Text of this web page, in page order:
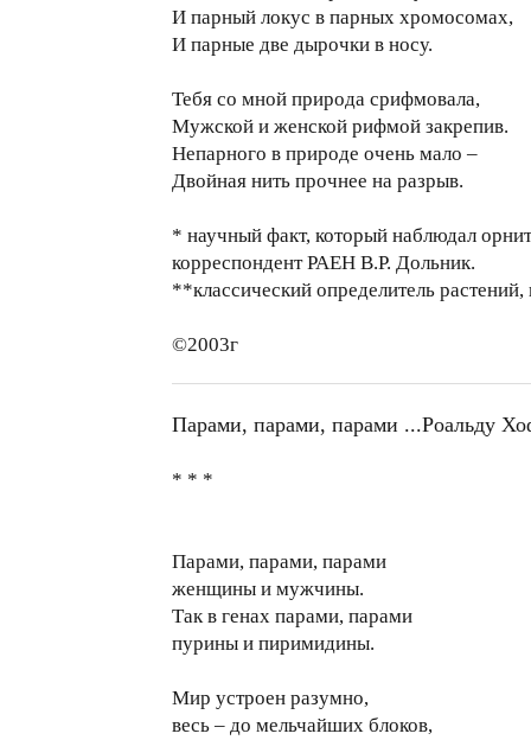
И парный локус в парных хромосомах,
И парные две дырочки в носу.
Тебя со мной природа срифмовала,
Мужской и женской рифмой закрепив.
Непарного в природе очень мало –
Двойная нить прочнее на разрыв.
* научный факт, который наблюдал
корреспондент РАЕН В.Р. Дольник.
**классический определитель
©2003г
Парами, парами, парами ...Роальду
* * *
Парами, парами, парами
женщины и мужчины.
Так в генах парами, парами
пурины и пиримидины.
Мир устроен разумно,
весь – до мельчайших блоков,